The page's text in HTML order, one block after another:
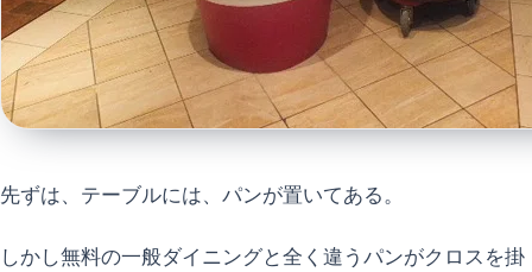
先ずは、テーブルには、パンが置いてある。
しかし無料の一般ダイニングと全く違うパンがクロスを掛